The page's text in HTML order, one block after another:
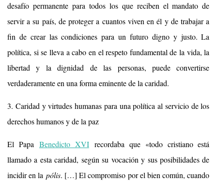
desafío permanente para todos los que reciben el mandato de
servir a su país, de proteger a cuantos viven en él y de trabajar a
fin de crear las condiciones para un futuro digno y justo. La
política, si se lleva a cabo en el respeto fundamental de la vida, la
libertad y la dignidad de las personas, puede convertirse
verdaderamente en una forma eminente de la caridad.
3. Caridad y virtudes humanas para una política al servicio de los
derechos humanos y de la paz
El PapaBenedicto XVI recordaba que «todo cristiano está
llamado a esta caridad, según su vocación y sus posibilidades de
incidir en la pólis. […] El compromiso por el bien común, cuando